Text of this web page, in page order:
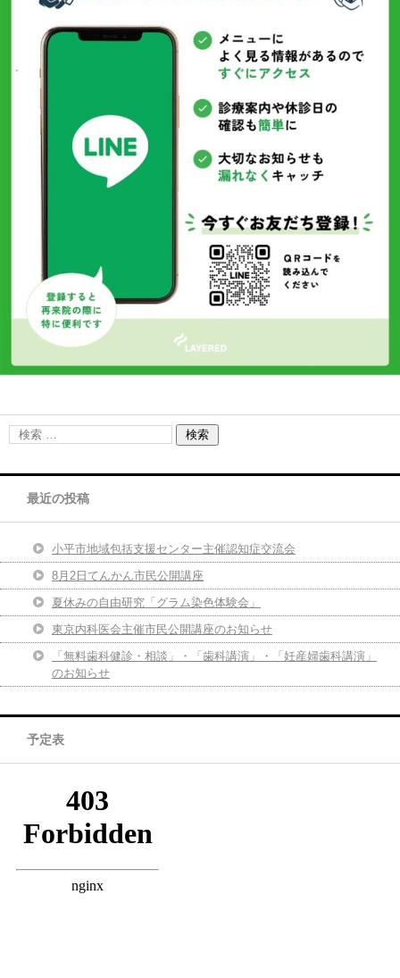
最近の投稿
小平市地域包括支援センター主催認知症交流会
8月2日てんかん市民公開講座
夏休みの自由研究「グラム染色体験会」
東京内科医会主催市民公開講座のお知らせ
「無料歯科健診・相談」・「歯科講演」・「妊産婦歯科講演」
のお知らせ
予定表